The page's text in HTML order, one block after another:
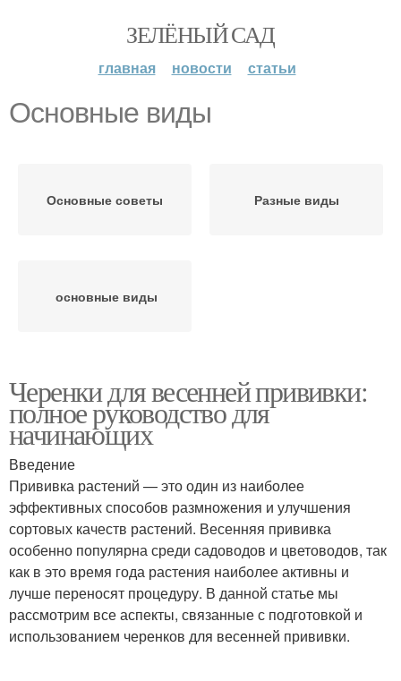
ЗЕЛЁНЫЙ САД
главная новости статьи
Основные виды
Основные советы Разные виды
основные виды
Черенки для весенней прививки:
полное руководство для
начинающих
Введение
Прививка растений — это один из наиболее
эффективных способов размножения и улучшения
сортовых качеств растений. Весенняя прививка
особенно популярна среди садоводов и цветоводов, так
как в это время года растения наиболее активны и
лучше переносят процедуру. В данной статье мы
рассмотрим все аспекты, связанные с подготовкой и
использованием черенков для весенней прививки.